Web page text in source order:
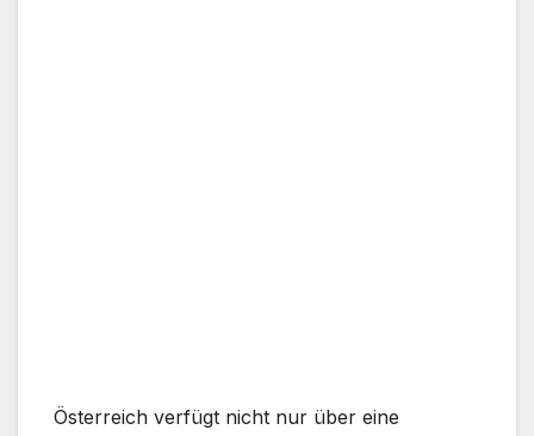
Österreich verfügt nicht nur über eine